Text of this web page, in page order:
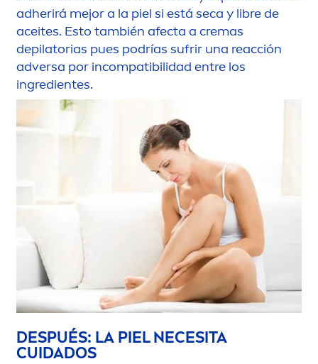
adherirá mejor a la piel si está seca y libre de
aceites. Esto también afecta a cremas
depilatorias pues podrías sufrir una reacción
adversa por incompatibilidad entre los
ingredientes.
DESPUÉS: LA PIEL NECESITA
CUIDADOS